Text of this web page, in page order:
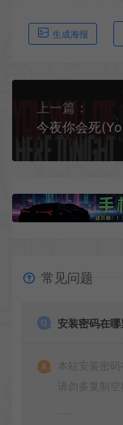
生成海报
上一篇：
常见问题
安装密码在哪
本站安装密
请勿多复制